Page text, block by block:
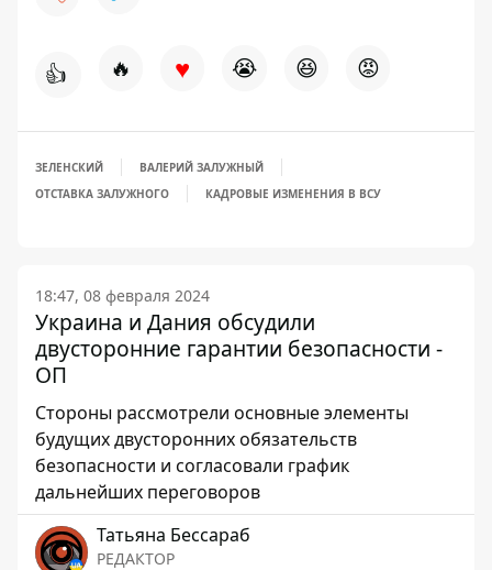
👍 🔥 ♥ 😭 😆 😡
ЗЕЛЕНСКИЙ
ВАЛЕРИЙ ЗАЛУЖНЫЙ
ОТСТАВКА ЗАЛУЖНОГО
КАДРОВЫЕ ИЗМЕНЕНИЯ В ВСУ
18:47, 08 февраля 2024
Украина и Дания обсудили
двусторонние гарантии безопасности -
ОП
Стороны рассмотрели основные элементы
будущих двусторонних обязательств
безопасности и согласовали график
дальнейших переговоров
Татьяна Бессараб
РЕДАКТОР